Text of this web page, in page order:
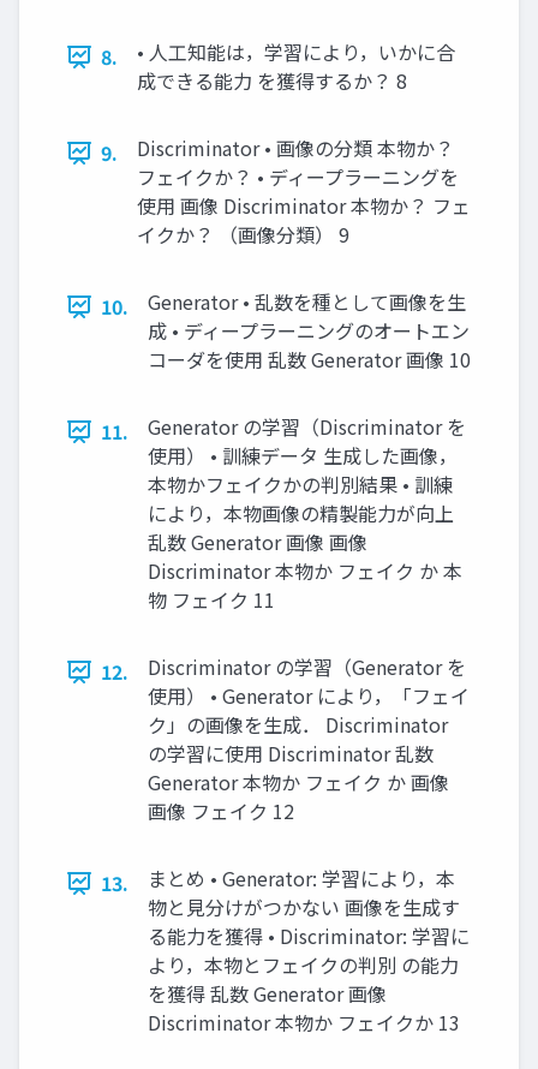
8.
• 人工知能は，学習により，いかに合
成できる能力 を獲得するか？ 8
9.
Discriminator • 画像の分類 本物か？
フェイクか？ • ディープラーニングを
使用 画像 Discriminator 本物か？ フェ
イクか？ （画像分類） 9
10.
Generator • 乱数を種として画像を生
成 • ディープラーニングのオートエン
コーダを使用 乱数 Generator 画像 10
11.
Generator の学習（Discriminator を
使用） • 訓練データ 生成した画像，
本物かフェイクかの判別結果 • 訓練
により，本物画像の精製能力が向上
乱数 Generator 画像 画像
Discriminator 本物か フェイク か 本
物 フェイク 11
12.
Discriminator の学習（Generator を
使用） • Generator により，「フェイ
ク」の画像を生成． Discriminator
の学習に使用 Discriminator 乱数
Generator 本物か フェイク か 画像
画像 フェイク 12
13.
まとめ • Generator: 学習により，本
物と見分けがつかない 画像を生成す
る能力を獲得 • Discriminator: 学習に
より，本物とフェイクの判別 の能力
を獲得 乱数 Generator 画像
Discriminator 本物か フェイクか 13